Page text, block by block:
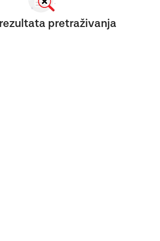
pretraživanja